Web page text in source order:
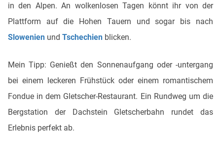
in den Alpen. An wolkenlosen Tagen könnt ihr von der
Plattform auf die Hohen Tauern und sogar bis nach
Slowenien und Tschechien blicken.
Mein Tipp: Genießt den Sonnenaufgang oder -untergang
bei einem leckeren Frühstück oder einem romantischem
Fondue in dem Gletscher-Restaurant. Ein Rundweg um die
Bergstation der Dachstein Gletscherbahn rundet das
Erlebnis perfekt ab.